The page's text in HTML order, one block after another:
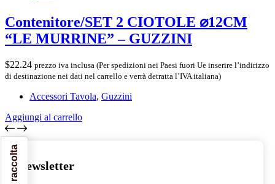
Contenitore/SET 2 CIOTOLE ⌀12CM
“LE MURRINE” – GUZZINI
$22.24 prezzo iva inclusa (Per spedizioni nei Paesi fuori Ue inserire l’indirizzo
di destinazione nei dati nel carrello e verrà detratta l’IVA italiana)
Accessori Tavola, Guzzini
Aggiungi al carrello
Newsletter